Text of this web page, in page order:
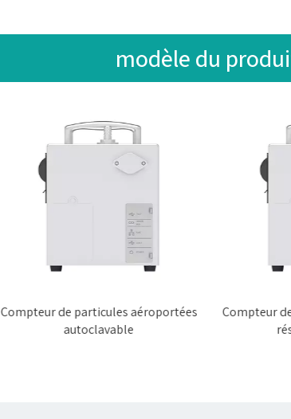
modèle du
Compteur de particules aéroportées
autoclavable
Compteur